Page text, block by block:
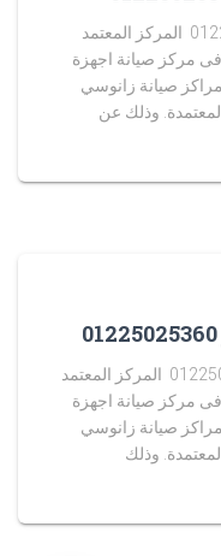
رقم صيانة زانوسي سموحه 01225025360 المركز المعتمد
مركز صيانة اجهزة
صيانة زانوسي
وذلك عن
رقم صيانة زانوسي سيدى بشر 01225025360 المركز المعتمد
مركز صيانة اجهزة
صيانة زانوسي
وذلك